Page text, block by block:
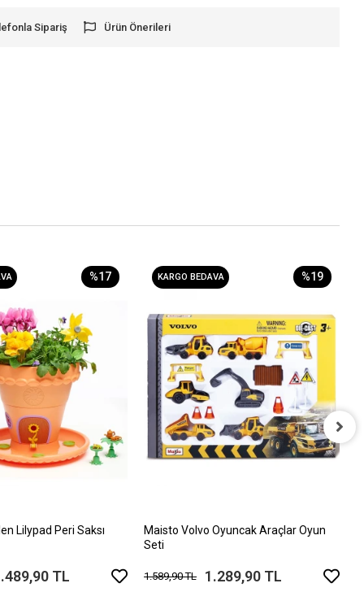
Sipariş Ürün Önerileri
%17
Lilypad Peri Saksı
TL
KARGO BEDAVA %19
Maisto Volvo Oyuncak Araçlar Oyun
Seti
1.589,90 TL 1.289,90 TL